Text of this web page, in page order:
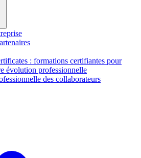
: formations certifiantes pour
évolution professionnelle
des collaborateurs